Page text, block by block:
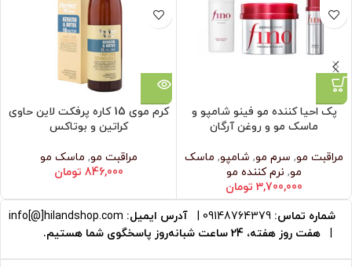
پک احیا کننده مو فینو شامپو و
ماسک مو و روغن آرگان
مراقبت مو, سرم مو, شامپو, ماسک
مو, نرم‌ کننده مو
3,700,000 تومان
کرم موی 15 کاره پرفکت لاین حاوی
کراتین و بوتاکس
مراقبت مو, ماسک مو
846,000 تومان
شماره تماس: 09148764379
| آدرس ایمیل: info[@]hilandshop.com
|
هفت روز هفته، 24 ساعت شبانه‌روز پاسخگوی شما هستیم.